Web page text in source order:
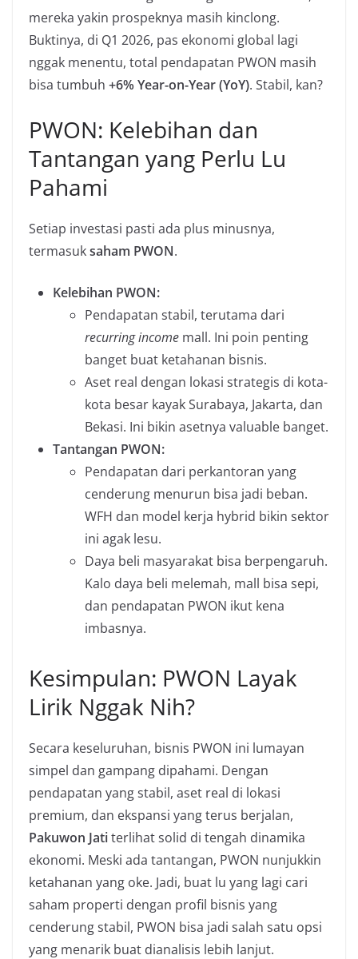
mereka yakin prospeknya masih kinclong.
Buktinya, di Q1 2026, pas ekonomi global lagi
nggak menentu, total pendapatan PWON masih
bisa tumbuh +6% Year-on-Year (YoY). Stabil, kan?
PWON: Kelebihan dan
Tantangan yang Perlu Lu
Pahami
Setiap investasi pasti ada plus minusnya,
termasuksaham PWON.
Kelebihan PWON:
Pendapatan stabil, terutama dari
recurring income mall. Ini poin penting
banget buat ketahanan bisnis.
Aset real dengan lokasi strategis di kota-
kota besar kayak Surabaya, Jakarta, dan
Bekasi. Ini bikin asetnya valuable banget.
Tantangan PWON:
Pendapatan dari perkantoran yang
cenderung menurun bisa jadi beban.
WFH dan model kerja hybrid bikin sektor
ini agak lesu.
Daya beli masyarakat bisa berpengaruh.
Kalo daya beli melemah, mall bisa sepi,
dan pendapatan PWON ikut kena
imbasnya.
Kesimpulan: PWON Layak
Lirik Nggak Nih?
Secara keseluruhan, bisnis PWON ini lumayan
simpel dan gampang dipahami. Dengan
pendapatan yang stabil, aset real di lokasi
premium, dan ekspansi yang terus berjalan,
Pakuwon Jatiterlihat solid di tengah dinamika
ekonomi. Meski ada tantangan, PWON nunjukkin
ketahanan yang oke. Jadi, buat lu yang lagi cari
saham properti dengan profil bisnis yang
cenderung stabil, PWON bisa jadi salah satu opsi
yang menarik buat dianalisis lebih lanjut.